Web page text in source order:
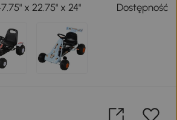
x 22.75" x 24" Dostępność